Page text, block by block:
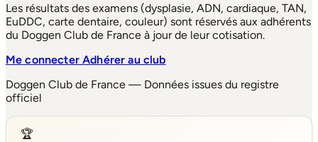
Les résultats des examens (dysplasie, ADN, cardiaque, TAN,
EuDDC, carte dentaire, couleur) sont réservés aux adhérents
du Doggen Club de France à jour de leur cotisation.
Me connecterAdhérer au club
Doggen Club de France — Données issues du registre
officiel
🏆